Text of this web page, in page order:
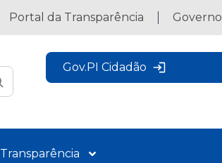
Portal da Transparência Governo
Gov.PI Cidadão
Transparência